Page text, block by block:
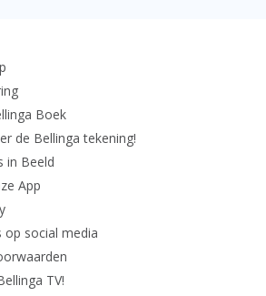
Boek
de Bellinga tekening!
in Beeld
App
op social media
TV!